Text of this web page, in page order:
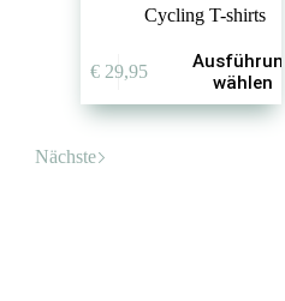
Cycling T-shirts
€29,95
Ausführung
wählen
Produkt
mehrere
auf.
Nächste